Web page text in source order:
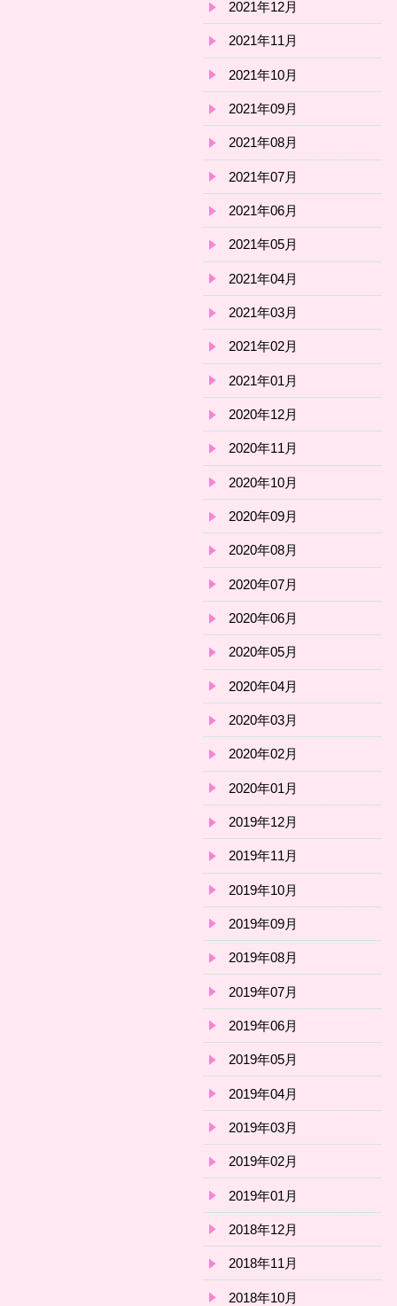
2021年12月
2021年11月
2021年10月
2021年09月
2021年08月
2021年07月
2021年06月
2021年05月
2021年04月
2021年03月
2021年02月
2021年01月
2020年12月
2020年11月
2020年10月
2020年09月
2020年08月
2020年07月
2020年06月
2020年05月
2020年04月
2020年03月
2020年02月
2020年01月
2019年12月
2019年11月
2019年10月
2019年09月
2019年08月
2019年07月
2019年06月
2019年05月
2019年04月
2019年03月
2019年02月
2019年01月
2018年12月
2018年11月
2018年10月